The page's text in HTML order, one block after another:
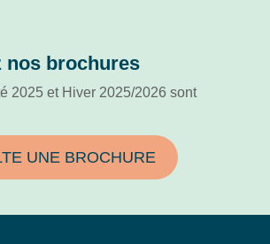
nos brochures
2025 et Hiver 2025/2026 sont
UNE BROCHURE